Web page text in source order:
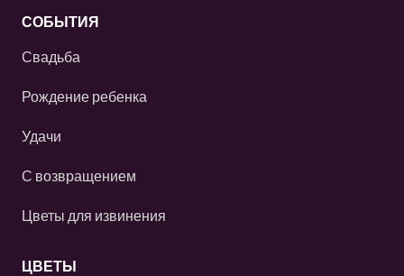
СОБЫТИЯ
Свадьба
Рождение ребенка
Удачи
С возвращением
Цветы для извинения
ЦВЕТЫ